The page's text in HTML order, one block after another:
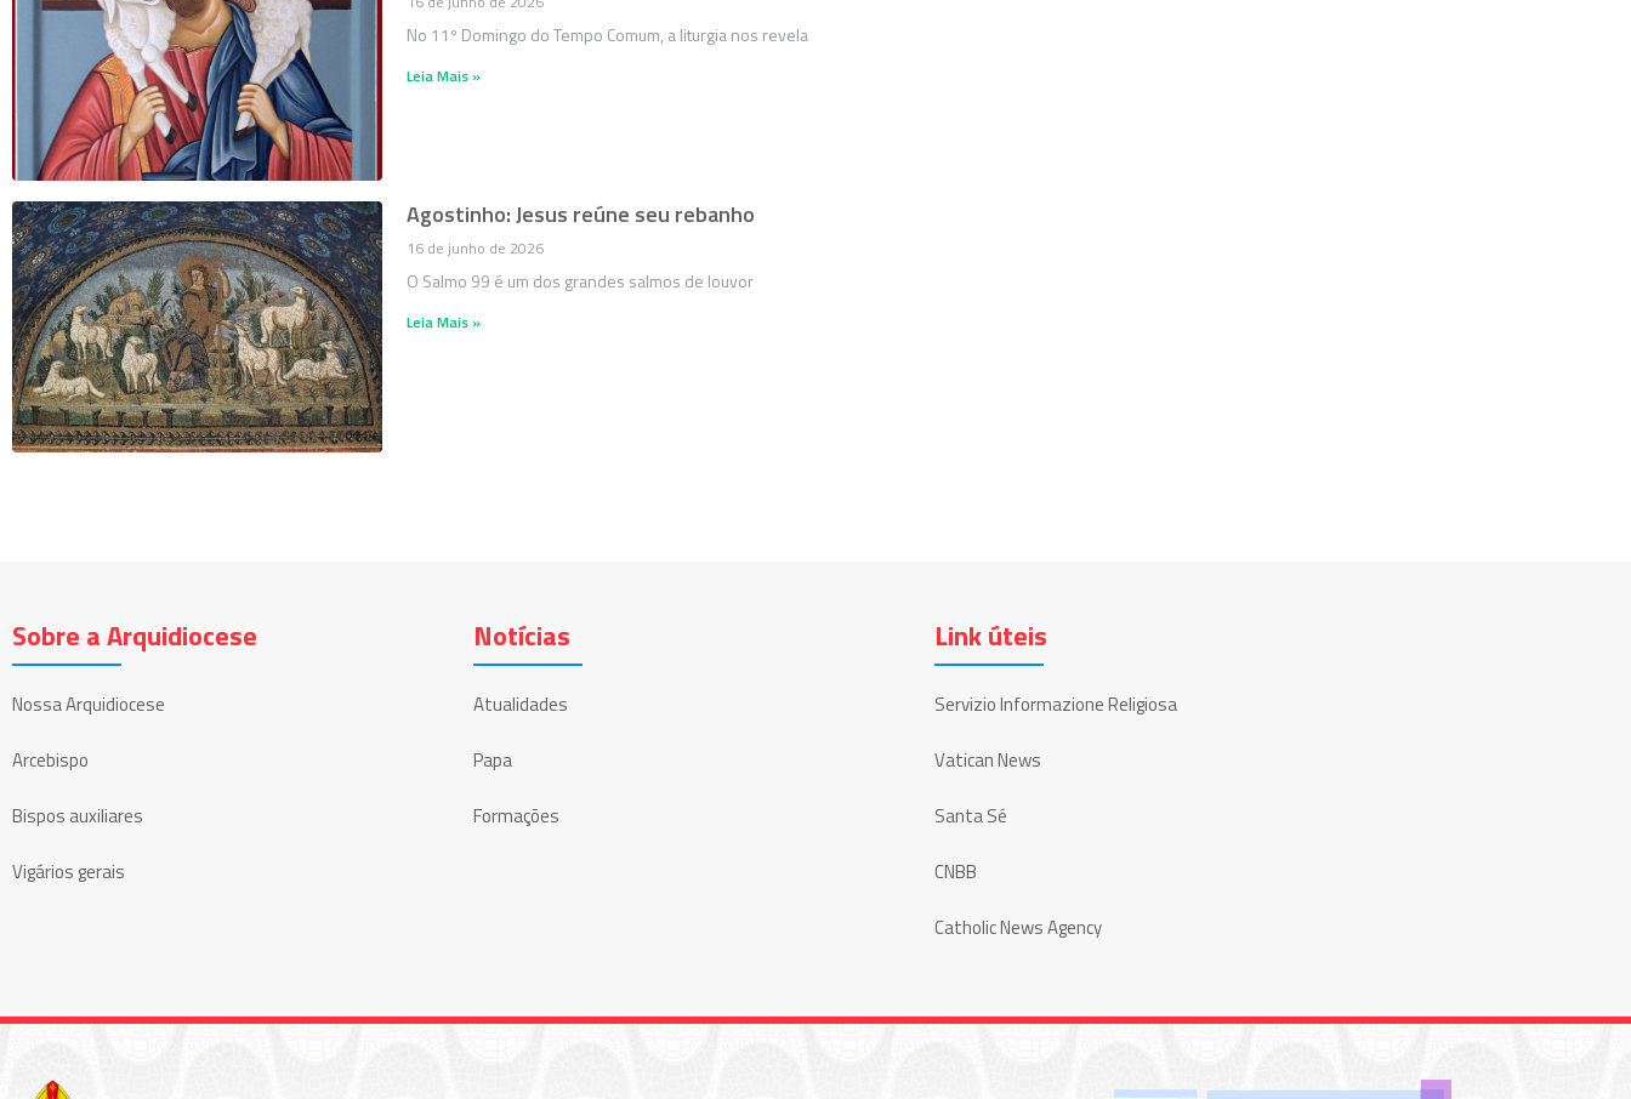
No 11º Domingo do Tempo Comum, a liturgia nos revela
Leia Mais »
Agostinho: Jesus reúne seu rebanho
16 de junho de 2026
O Salmo 99 é um dos grandes salmos de louvor
Leia Mais »
Sobre a Arquidiocese
Nossa Arquidiocese
Arcebispo
Bispos auxiliares
Vigários gerais
Notícias
Atualidades
Papa
Formações
Link úteis
Servizio Informazione Religiosa
Vatican News
Santa Sé
CNBB
Catholic News Agency